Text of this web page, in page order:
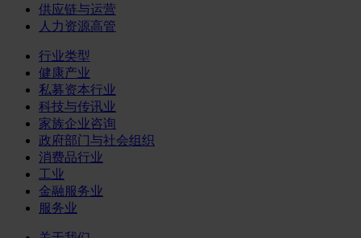
供应链与运营
人力资源高管
行业类型
健康产业
私募资本行业
科技与传讯业
家族企业咨询
政府部门与社会组织
消费品行业
工业
金融服务业
服务业